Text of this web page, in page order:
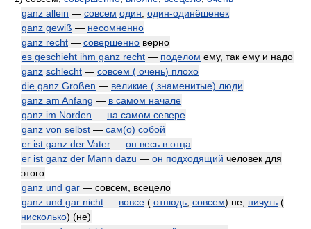
ganz allein — совсем один один-одинёшенек
ganz gewiß — несомненно
ganz recht — совершенно верно
es geschieht ihm ganz recht — поделом ему, так ему и надо
ganz schlecht — совсем ( очень) плохо
die ganz Großen — великие ( знаменитые) люди
ganz am Anfang — в самом начале
ganz im Norden — на самом севере
ganz von selbst — сам(о) собой
er ist ganz der Vater — он весь в отца
er ist ganz der Mann dazu — он подходящий человек для
этого
ganz und gar — совсем, всецело
ganz und gar nicht — вовсе ( отнюдь совсем) не, ничуть (
нисколько) (не)